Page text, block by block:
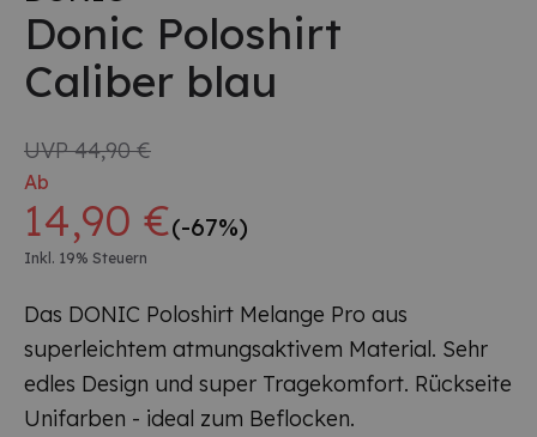
Donic Poloshirt
Caliber blau
UVP44,90 €
Ab
14,90 €(-67%)
Inkl. 19% Steuern
Das DONIC Poloshirt Melange Pro aus
superleichtem atmungsaktivem Material. Sehr
edles Design und super Tragekomfort. Rückseite
Unifarben - ideal zum Beflocken.